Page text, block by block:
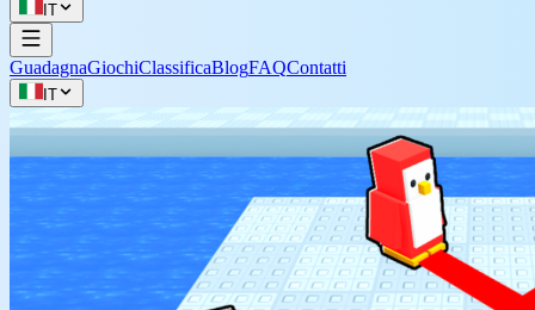
IT
GuadagnaGiochiClassificaBlogFAQContatti
IT